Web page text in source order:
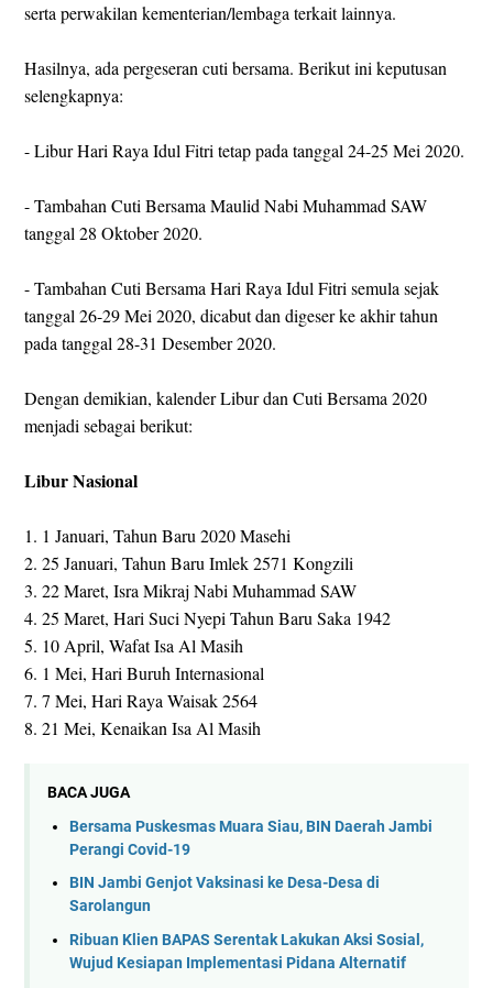
serta perwakilan kementerian/lembaga terkait lainnya.
Hasilnya, ada pergeseran cuti bersama. Berikut ini keputusan
selengkapnya:
- Libur Hari Raya Idul Fitri tetap pada tanggal 24-25 Mei 2020.
- Tambahan Cuti Bersama Maulid Nabi Muhammad SAW
tanggal 28 Oktober 2020.
- Tambahan Cuti Bersama Hari Raya Idul Fitri semula sejak
tanggal 26-29 Mei 2020, dicabut dan digeser ke akhir tahun
pada tanggal 28-31 Desember 2020.
Dengan demikian, kalender Libur dan Cuti Bersama 2020
menjadi sebagai berikut:
Libur Nasional
1. 1 Januari, Tahun Baru 2020 Masehi
2. 25 Januari, Tahun Baru Imlek 2571 Kongzili
3. 22 Maret, Isra Mikraj Nabi Muhammad SAW
4. 25 Maret, Hari Suci Nyepi Tahun Baru Saka 1942
5. 10 April, Wafat Isa Al Masih
6. 1 Mei, Hari Buruh Internasional
7. 7 Mei, Hari Raya Waisak 2564
8. 21 Mei, Kenaikan Isa Al Masih
BACA JUGA
Bersama Puskesmas Muara Siau, BIN Daerah Jambi
Perangi Covid-19
BIN Jambi Genjot Vaksinasi ke Desa-Desa di
Sarolangun
Ribuan Klien BAPAS Serentak Lakukan Aksi Sosial,
Wujud Kesiapan Implementasi Pidana Alternatif